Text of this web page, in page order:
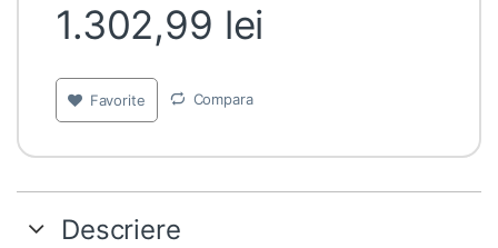
1.302,99 lei
Favorite Compara
Descriere